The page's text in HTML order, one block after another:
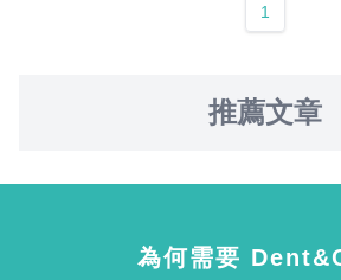
1
推薦文章
為何需要